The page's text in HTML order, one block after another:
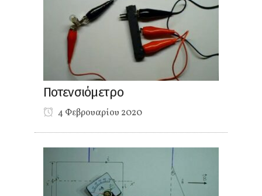
Ποτενσιόμετρο
4 Φεβρουαρίου 2020